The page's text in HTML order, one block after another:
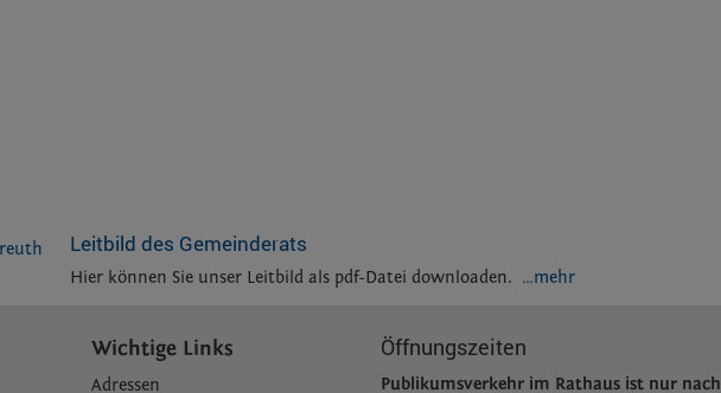
Leitbild des Gemeinderats
Hier können Sie unser Leitbild als pdf-Datei downloaden. …mehr
Wichtige Links
Adressen
Öffnungszeiten
Publikumsverkehr im Rathaus ist nur nach